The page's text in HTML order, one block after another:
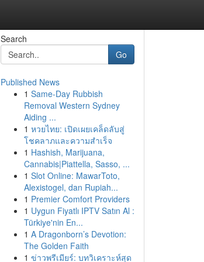
Search
Go
Published News
1 Same-Day Rubbish
Removal Western Sydney
Aiding ...
1 หวยไทย: เปิดเผยเคล็ดลับสู่
โชคลาภและความสำเร็จ
1 Hashish, Marijuana,
Cannabis|Piattella, Sasso, ...
1 Slot Online: MawarToto,
Alexistogel, dan Rupiah...
1 Premier Comfort Providers
1 Uygun Fiyatlı IPTV Satın Al :
Türkiye'nin En...
1 A Dragonborn’s Devotion:
The Golden Faith
1 ข่าวพรีเมียร์: บทวิเคราะห์สุด